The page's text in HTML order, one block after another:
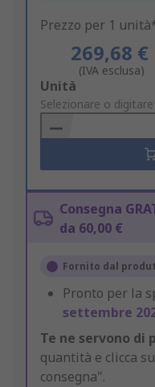
Prezzo per 1
269,68 €
(IVA esclusa)
Add
to
Basket
Unità
Selezionare o
Consegna
da 60,00 €
Fornito dal
Pronto per la
settembre
Te ne servono di
quantità e clicca
consegna".